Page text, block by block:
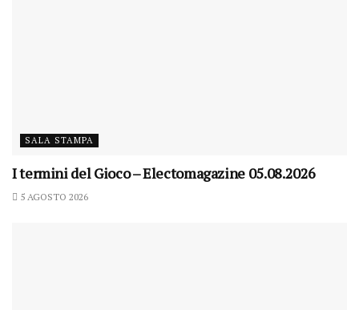
SALA STAMPA
I termini del Gioco – Electomagazine 05.08.2026
5 AGOSTO 2026